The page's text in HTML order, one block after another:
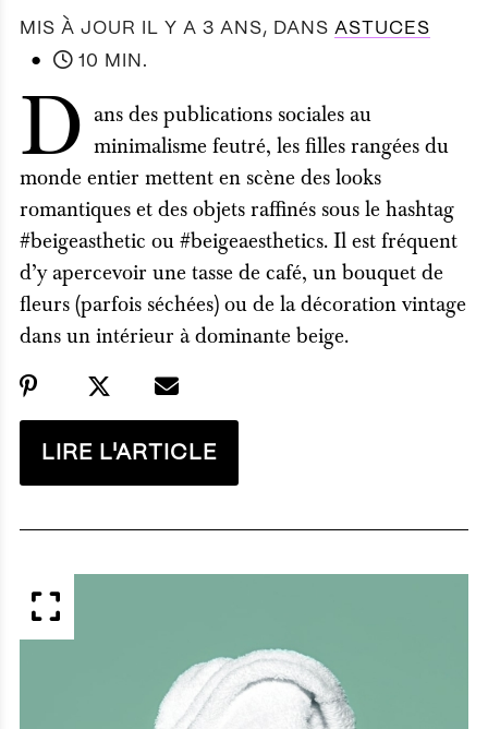
MIS À JOUR IL Y A 3 ANS, DANS ASTUCES
●
10 MIN.
D ans des publications sociales au
minimalisme feutré, les filles rangées du
monde entier mettent en scène des looks
romantiques et des objets raffinés sous le hashtag
#beigeasthetic ou #beigeaesthetics. Il est fréquent
d’y apercevoir une tasse de café, un bouquet de
fleurs (parfois séchées) ou de la décoration vintage
dans un intérieur à dominante beige.
LIRE L'ARTICLE
APERÇU